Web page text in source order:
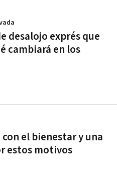
desalojo exprés que
cambiará en los
el bienestar y una
estos motivos